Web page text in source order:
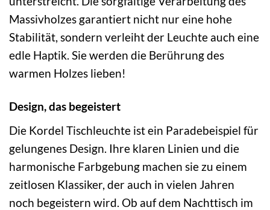
Massivholzes garantiert nicht nur eine hohe
Stabilität, sondern verleiht der Leuchte auch eine
edle Haptik. Sie werden die Berührung des
warmen Holzes lieben!
Design, das begeistert
Die Kordel Tischleuchte ist ein Paradebeispiel für
gelungenes Design. Ihre klaren Linien und die
harmonische Farbgebung machen sie zu einem
zeitlosen Klassiker, der auch in vielen Jahren
noch begeistern wird. Ob auf dem Nachttisch im